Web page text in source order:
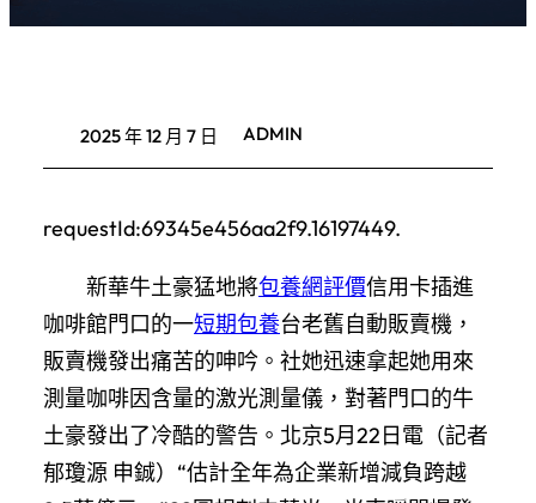
2025 年 12 月 7 日 ADMIN
requestId:69345e456aa2f9.16197449.
新華牛土豪猛地將包養網評價信用卡插進
咖啡館門口的一短期包養台老舊自動販賣機，
販賣機發出痛苦的呻吟。社她迅速拿起她用來
測量咖啡因含量的激光測量儀，對著門口的牛
土豪發出了冷酷的警告。北京5月22日電（記者
郁瓊源 申鋮）“估計全年為企業新增減負跨越